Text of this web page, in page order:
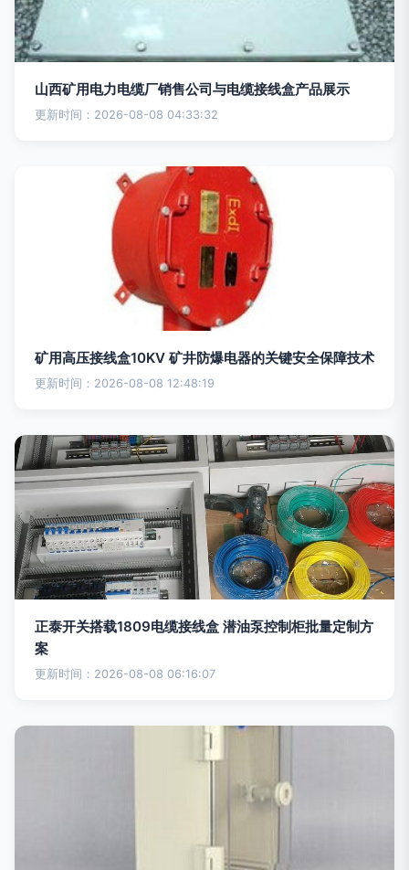
山西矿用电力电缆厂销售公司与电缆接线盒产品展示
更新时间：2026-08-08 04:33:32
矿用高压接线盒10KV 矿井防爆电器的关键安全保障技术
更新时间：2026-08-08 12:48:19
正泰开关搭载1809电缆接线盒 潜油泵控制柜批量定制方
案
更新时间：2026-08-08 06:16:07